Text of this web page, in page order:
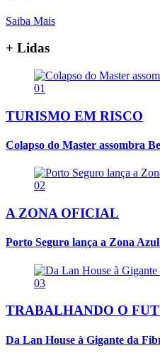
Saiba Mais
+ Lidas
01
TURISMO EM RISCO
Colapso do Master assombra
02
A ZONA OFICIAL
Porto Seguro lança a Zona
03
TRABALHANDO O
Da Lan House à Gigante da